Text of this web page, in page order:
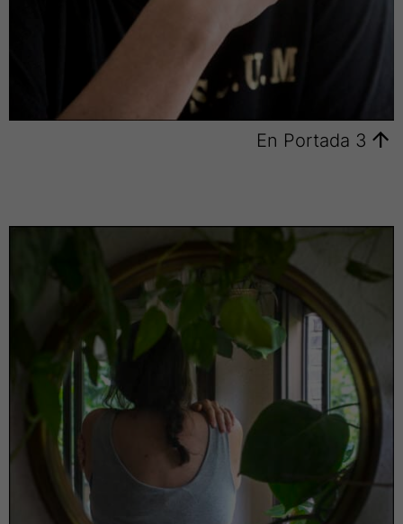
En Portada 3
Portada